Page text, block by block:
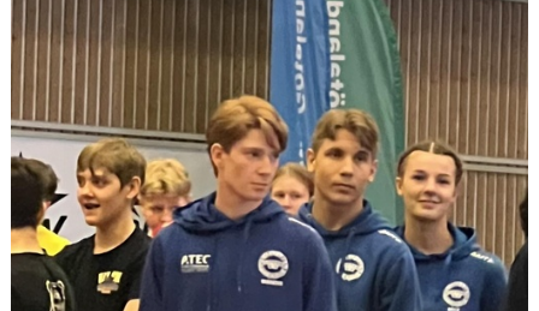
KLIPPAN LADY OPEN
UNGDOMS-SM 2023
LILLA CUP KLIPPAN
BILBINGO
ÅBY-MARKNAD
BROTTNINGSGYMNASIUM